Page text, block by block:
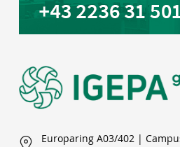
Europaring A03/402 |